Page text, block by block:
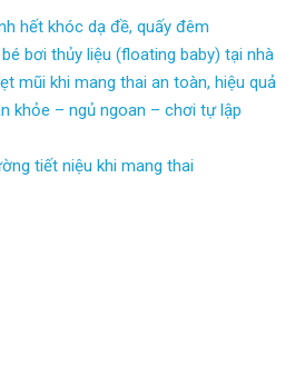
hết khóc dạ đề, quấy đêm
bơi thủy liệu (floating baby) tại nhà
mũi khi mang thai an toàn, hiệu quả
khỏe – ngủ ngoan – chơi tự lập
tiết niệu khi mang thai